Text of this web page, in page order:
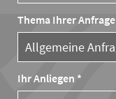
Thema Ihrer Anfrage
Ihr Anliegen *